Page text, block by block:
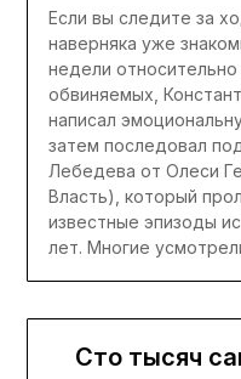
Если вы следите за
наверняка уже
недели
обвиняемых,
написал
затем последовал
Лебедева от Олеси
Власть), который
известные эпизоды
лет. Многие
Сто тысяч